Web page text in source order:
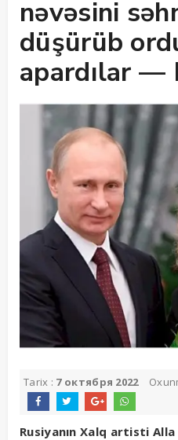
nəvəsini
düşürüb
apardılar —
Tarix : 7 октября 2022
Rusiyanın Xalq artisti Alla